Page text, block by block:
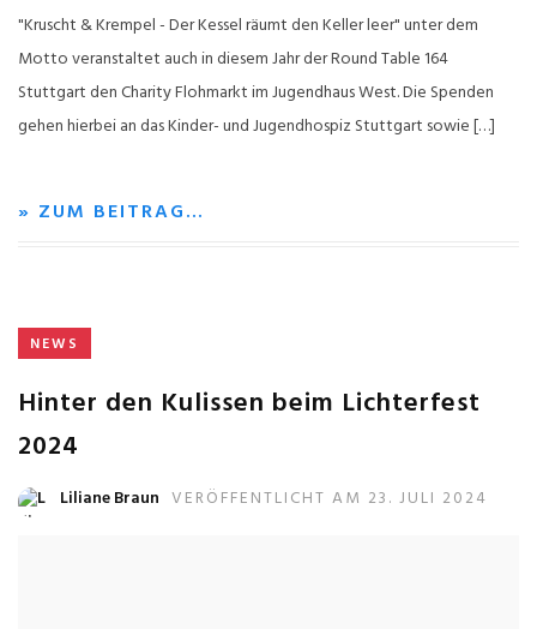
"Kruscht & Krempel - Der Kessel räumt den Keller leer" unter dem
Motto veranstaltet auch in diesem Jahr der Round Table 164
Stuttgart den Charity Flohmarkt im Jugendhaus West. Die Spenden
gehen hierbei an das Kinder- und Jugendhospiz Stuttgart sowie […]
» ZUM BEITRAG…
NEWS
Hinter den Kulissen beim Lichterfest
2024
Liliane Braun VERÖFFENTLICHT AM 23. JULI 2024